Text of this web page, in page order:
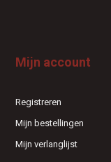
Mijn account
Registreren
Mijn bestellingen
Mijn verlanglijst